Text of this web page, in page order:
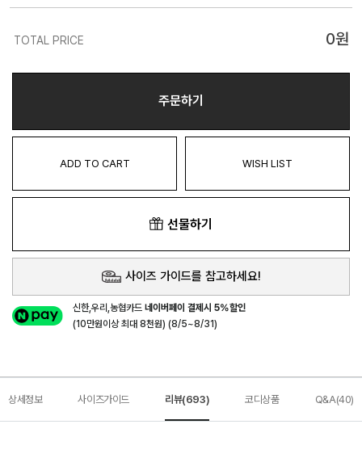
TOTAL PRICE 0원
주문하기
ADD TO CART WISH LIST
선물하기
사이즈 가이드를 참고하세요!
신한,우리,농협카드네이버페이 결제시 5%할인
(10만원이상 최대 8천원) (8/5~8/31)
상세정보 사이즈가이드 리뷰(693) 코디상품 Q&A(40)